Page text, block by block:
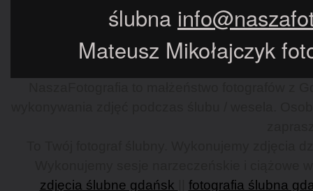
ślubna
Mateusz Mikołajczyk
zdjęcia ślubne gdańsk
fotografia ślubna